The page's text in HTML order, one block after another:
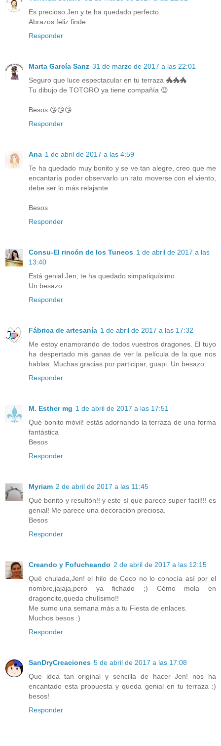
Es precioso Jen y te ha quedado perfecto.
Abrazos feliz finde.
Responder
Marta García Sanz 31 de marzo de 2017 a las 22:01
Seguro que luce espectacular en tu terraza 🐲🐲🐲
Tu dibujo de TOTORO ya tiene compañía 😉
Besos 😘😘😘
Responder
Ana 1 de abril de 2017 a las 4:59
Te ha quedado muy bonito y se ve tan alegre, creo que me
encantaría poder observarlo un rato moverse con el viento,
debe ser lo más relajante.
Besos
Responder
Consu-El rincón de los Tuneos 1 de abril de 2017 a las
13:40
Está genial Jen, te ha quedado simpatiquísimo
Un besazo
Responder
Fábrica de artesanía 1 de abril de 2017 a las 17:32
Me estoy enamorando de todos vuestros dragones. El tuyo
ha despertado mis ganas de ver la película de la que nos
hablas. Muchas gracias por participar, guapi. Un besazo.
Responder
M. Esther mg 1 de abril de 2017 a las 17:51
Qué bonito móvil! estás adornando la terraza de una forma
fantástica
Besos
Responder
Myriam 2 de abril de 2017 a las 11:45
Qué bonito y resultón!! y este sí que parece super facil!!! es
genial! Me parece una decoración preciosa.
Besos
Responder
Creando y Fofucheando 2 de abril de 2017 a las 12:15
Qué chulada,Jen! el hilo de Coco no lo conocía así por el
nombre,jajaja,pero ya fichado ;) Cómo mola en
dragoncito,queda chulísimo!!
Me sumo una semana más a tu Fiesta de enlaces.
Muchos besos :)
Responder
SanDryCreaciones 5 de abril de 2017 a las 17:08
Que idea tan original y sencilla de hacer Jen! nos ha
encantado esta propuesta y queda genial en tu terraza :)
besos!
Responder